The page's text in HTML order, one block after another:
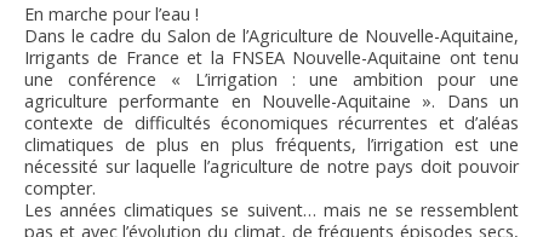
CEPM
IRRIGANTS DE FRANCE
En marche pour l’eau !
Dans le cadre du Salon de l’Agriculture de Nouvelle-Aquitaine,
Irrigants de France et la FNSEA Nouvelle-Aquitaine ont tenu
une conférence « L’irrigation : une ambition pour une
agriculture performante en Nouvelle-Aquitaine ». Dans un
contexte de difficultés économiques récurrentes et d’aléas
climatiques de plus en plus fréquents, l’irrigation est une
nécessité sur laquelle l’agriculture de notre pays doit pouvoir
compter.
Les années climatiques se suivent… mais ne se ressemblent
pas et avec l’évolution du climat, de fréquents épisodes secs,